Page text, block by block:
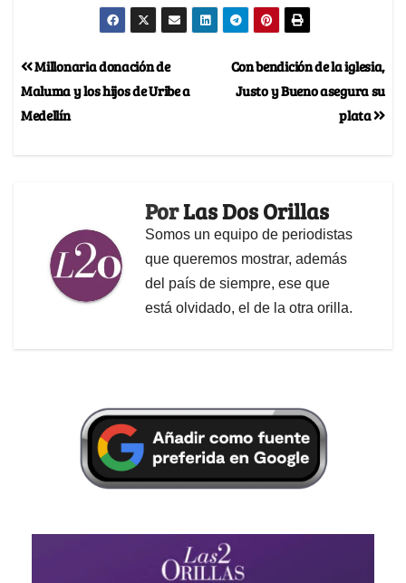
Con bendición de la iglesia,
Justo y Bueno asegura su
plata
Millonaria donación de
Maluma y los hijos de Uribe a
Medellín
PorLas Dos Orillas
Somos un equipo de periodistas
que queremos mostrar, además
del país de siempre, ese que
está olvidado, el de la otra orilla.